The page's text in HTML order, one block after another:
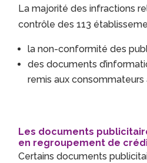
La majorité des infractions
contrôle des 113
la non-conformité des
des documents
remis aux consommateurs
Les documents
en regroupement de
Certains documents